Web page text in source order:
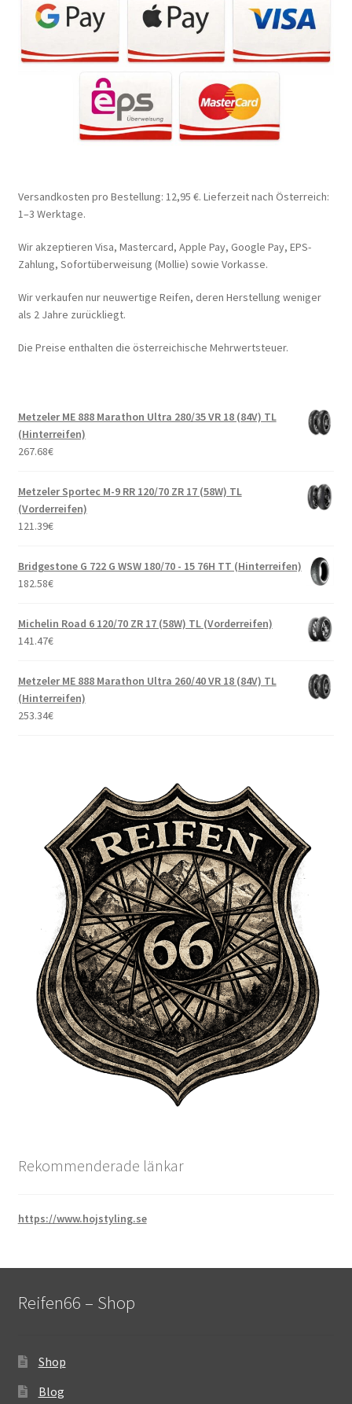
Versandkosten pro Bestellung: 12,95 €. Lieferzeit nach Österreich:
1–3 Werktage.
Wir akzeptieren Visa, Mastercard, Apple Pay, Google Pay, EPS-
Zahlung, Sofortüberweisung (Mollie) sowie Vorkasse.
Wir verkaufen nur neuwertige Reifen, deren Herstellung weniger
als 2 Jahre zurückliegt.
Die Preise enthalten die österreichische Mehrwertsteuer.
Metzeler ME 888 Marathon Ultra 280/35 VR 18 (84V) TL
(Hinterreifen)
267.68€
Metzeler Sportec M-9 RR 120/70 ZR 17 (58W) TL
(Vorderreifen)
121.39€
Bridgestone G 722 G WSW 180/70 - 15 76H TT (Hinterreifen)
182.58€
Michelin Road 6 120/70 ZR 17 (58W) TL (Vorderreifen)
141.47€
Metzeler ME 888 Marathon Ultra 260/40 VR 18 (84V) TL
(Hinterreifen)
253.34€
Rekommenderade länkar
https://www.hojstyling.se
Reifen66 – Shop
Shop
Blog